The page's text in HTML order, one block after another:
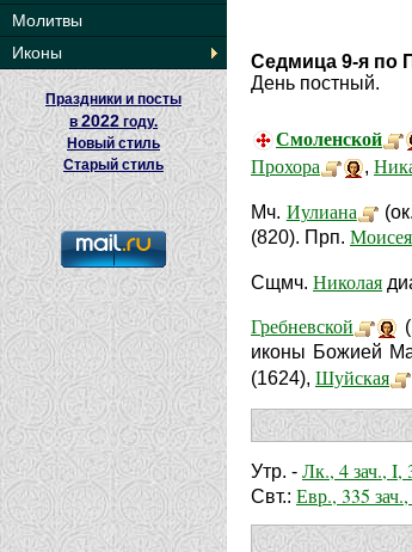
Молитвы
Иконы
Праздники и посты
в2022 году.
Новый стиль
Старый стиль
Седмица 9-я по
День постный.
Смоленской
Прохора ,
Мч. Иулиана
(820). Прп. Моисея
Сщмч. Николая
Гребневской
иконы Божией
(1624), Шуйская
Утр. - Лк., 4 зач., I,
Свт.: Евр., 335